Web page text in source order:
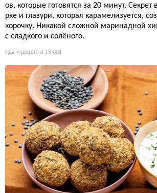
ов, которые готовятся за 20 минут.
рке и глазури, которая карамелизуется,
корочку. Никакой сложной маринадной
с сладкого и солёного.
Еда и рецепты 15 001